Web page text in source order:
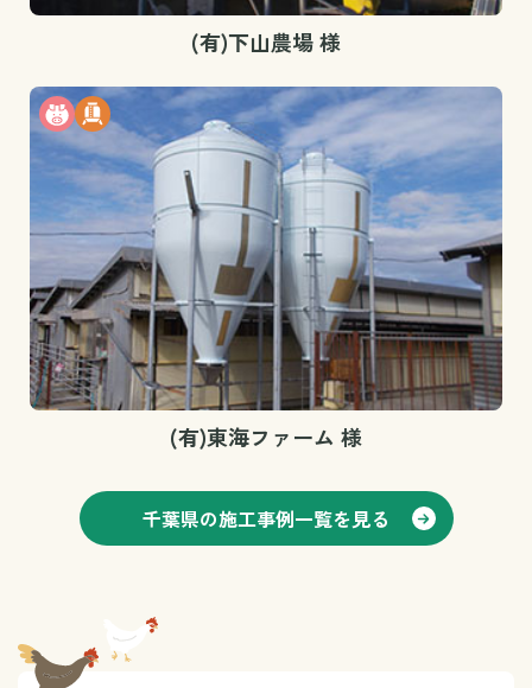
(有)下山農場 様
(有)東海ファーム 様
千葉県の施工事例一覧を見る